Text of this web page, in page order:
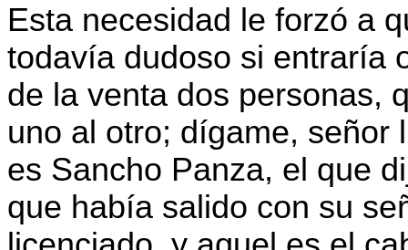
Esta necesidad le forzó a
todavía dudoso si entraría
de la venta dos personas,
uno al otro; dígame, señor
es Sancho Panza, el que
que había salido con su